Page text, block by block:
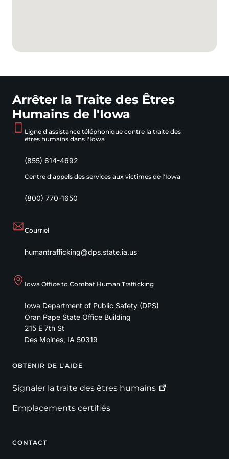
Arrêter la Traite des Êtres
Humains de l'Iowa
Ligne d'assistance téléphonique contre la traite des
êtres humains dans l'Iowa
(855) 614-4692
Centre d'appels des services aux victimes de l'Iowa
(800) 770-1650
Courriel
humantrafficking@dps.state.ia.us
Iowa Office to Combat Human Trafficking
Iowa Department of Public Safety (DPS)
Oran Pape State Office Building
215 E 7th St
Des Moines, IA 50319
Footer
OBTENIR DE L'AIDE
Signaler la traite des êtres humains
Emplacements certifiés
CONTACT